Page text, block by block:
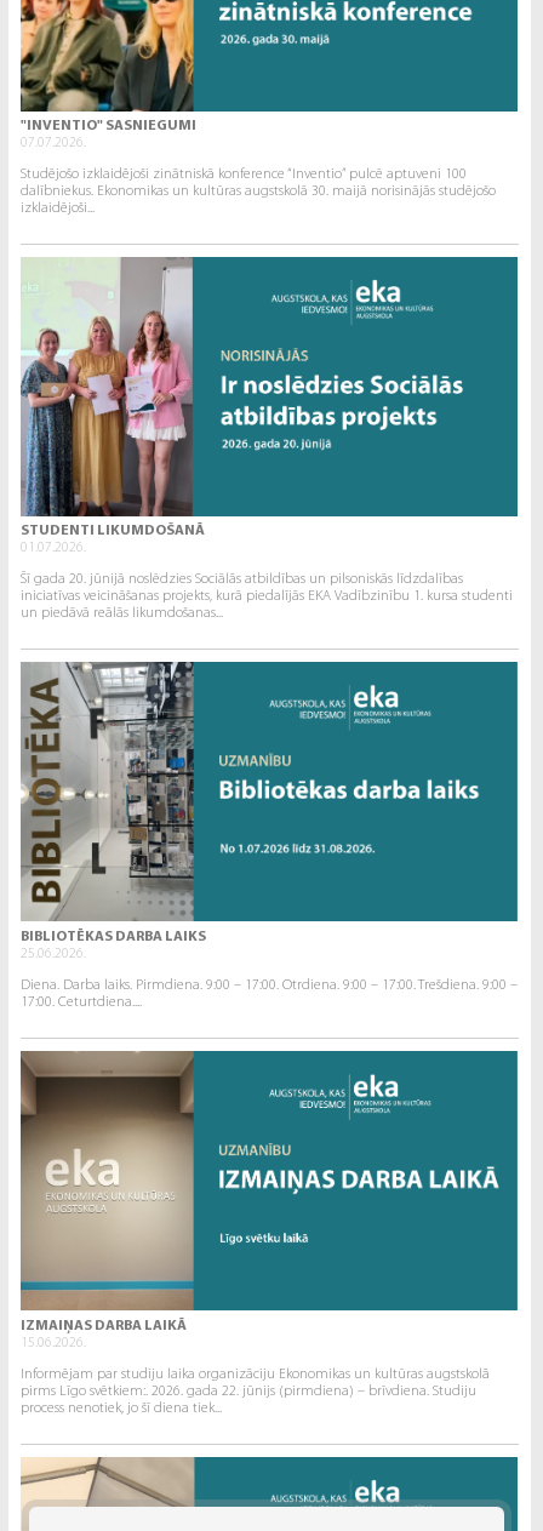
"INVENTIO" SASNIEGUMI
07.07.2026.
Studējošo izklaidējoši zinātniskā konference “Inventio” pulcē aptuveni 100
dalībniekus. Ekonomikas un kultūras augstskolā 30. maijā norisinājās studējošo
izklaidējoši...
STUDENTI LIKUMDOŠANĀ
01.07.2026.
Šī gada 20. jūnijā noslēdzies Sociālās atbildības un pilsoniskās līdzdalības
iniciatīvas veicināšanas projekts, kurā piedalījās EKA Vadībzinību 1. kursa studenti
un piedāvā reālās likumdošanas...
BIBLIOTĒKAS DARBA LAIKS
25.06.2026.
Diena. Darba laiks. Pirmdiena. 9:00 – 17:00. Otrdiena. 9:00 – 17:00. Trešdiena. 9:00 –
17:00. Ceturtdiena....
IZMAIŅAS DARBA LAIKĀ
15.06.2026.
Informējam par studiju laika organizāciju Ekonomikas un kultūras augstskolā
pirms Līgo svētkiem:. 2026. gada 22. jūnijs (pirmdiena) – brīvdiena. Studiju
process nenotiek, jo šī diena tiek...